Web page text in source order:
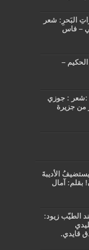
البَحرِ: شعر
– فاس
–
:شعر : جوزي
من جزيرة
الأديبةَ
بقلم: آمال
الطيّب زيود:
قايدي.